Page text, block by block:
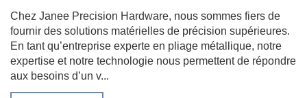
Chez Janee Precision Hardware, nous sommes fiers de
fournir des solutions matérielles de précision supérieures.
En tant qu’entreprise experte en pliage métallique, notre
expertise et notre technologie nous permettent de répondre
aux besoins d’un v...